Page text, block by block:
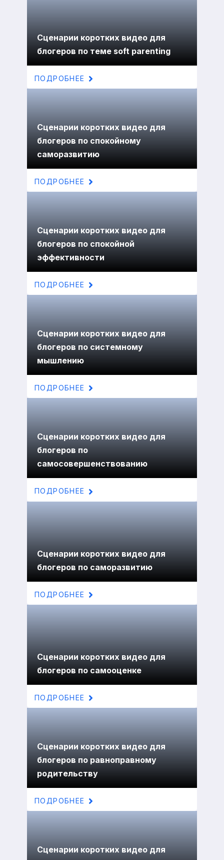
Сценарии коротких видео для
блогеров по теме soft parenting
ПОДРОБНЕЕ
Сценарии коротких видео для
блогеров по спокойному
саморазвитию
ПОДРОБНЕЕ
Сценарии коротких видео для
блогеров по спокойной
эффективности
ПОДРОБНЕЕ
Сценарии коротких видео для
блогеров по системному
мышлению
ПОДРОБНЕЕ
Сценарии коротких видео для
блогеров по
самосовершенствованию
ПОДРОБНЕЕ
Сценарии коротких видео для
блогеров по саморазвитию
ПОДРОБНЕЕ
Сценарии коротких видео для
блогеров по самооценке
ПОДРОБНЕЕ
Сценарии коротких видео для
блогеров по равноправному
родительству
ПОДРОБНЕЕ
Сценарии коротких видео для